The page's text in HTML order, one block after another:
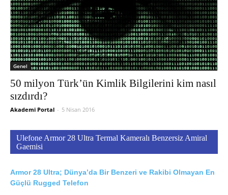
Genel
50 milyon Türk’ün Kimlik Bilgilerini kim nasıl
sızdırdı?
Akademi Portal - 5 Nisan 2016
Ulefone Armor 28 Ultra Termal Kameralı Benzersiz Amiral
Gaemisi
Armor 28 Ultra; Dünya’da Bir Benzeri ve Rakibi Olmayan En
Güçlü Rugged Telefon